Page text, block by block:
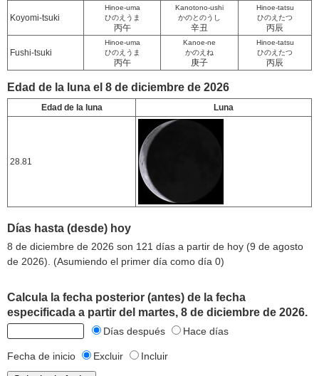
Koyomi-tsuki
Hinoe-uma
ひのえうま
丙午
Kanotono-ushi
かのとのうし
辛丑
Hinoe-tatsu
ひのえたつ
丙辰
Fushi-tsuki
Hinoe-uma
ひのえうま
丙午
Kanoe-ne
かのえね
庚子
Hinoe-tatsu
ひのえたつ
丙辰
Edad de la luna el 8 de diciembre de 2026
Edad de la luna Luna
28.81
Días hasta (desde) hoy
8 de diciembre de 2026 son 121 días a partir de hoy (9 de agosto
de 2026). (Asumiendo el primer día como día 0)
Calcula la fecha posterior (antes) de la fecha
especificada a partir del martes, 8 de diciembre de 2026.
Días después Hace días
Fecha de inicio Excluir Incluir